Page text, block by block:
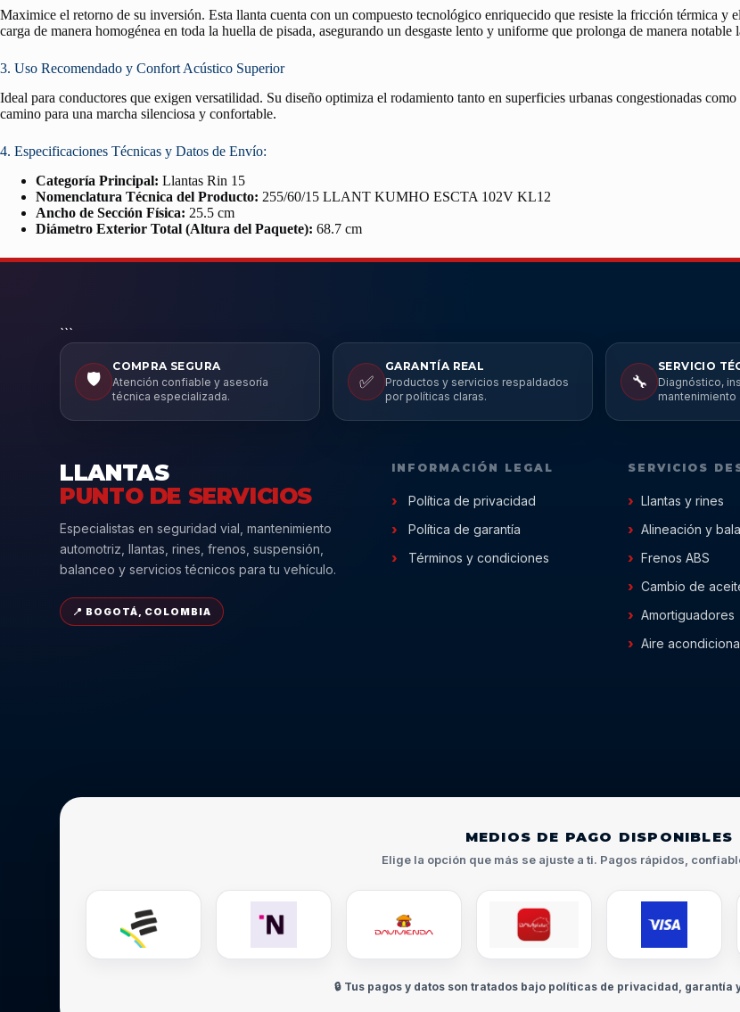
Maximice el retorno de su inversión. Esta llanta cuenta con un compuesto tecnológico enriquecido que resiste la fricción térmica y
carga de manera homogénea en toda la huella de pisada, asegurando un desgaste lento y uniforme que prolonga de manera
3. Uso Recomendado y Confort Acústico Superior
Ideal para conductores que exigen versatilidad. Su diseño optimiza el rodamiento tanto en superficies urbanas congestionadas
camino para una marcha silenciosa y confortable.
4. Especificaciones Técnicas y Datos de Envío:
Categoría Principal: Llantas Rin 15
Nomenclatura Técnica del Producto: 255/60/15 LLANT KUMHO ESCTA 102V KL12
Ancho de Sección Física: 25.5 cm
Diámetro Exterior Total (Altura del Paquete): 68.7 cm
```
🛡️
COMPRA SEGURA
Atención confiable y asesoría
técnica especializada.
✅
GARANTÍA REAL
Productos y servicios respaldados
por políticas claras.
🔧
SERVICIO
Diagnóstico,
mantenimiento
LLANTAS
PUNTO DE SERVICIOS
Especialistas en seguridad vial, mantenimiento
automotriz, llantas, rines, frenos, suspensión,
balanceo y servicios técnicos para tu vehículo.
📍 BOGOTÁ, COLOMBIA
INFORMACIÓN LEGAL
Política de privacidad
Política de garantía
Términos y condiciones
SERVICIOS
Llantas y rines
Alineación y
Frenos ABS
Cambio de
Amortiguadores
Aire
MEDIOS DE PAGO DISPONIBLES
Elige la opción que más se ajuste a ti. Pagos rápidos,
🔒 Tus pagos y datos son tratados bajo políticas de privacidad, garantía